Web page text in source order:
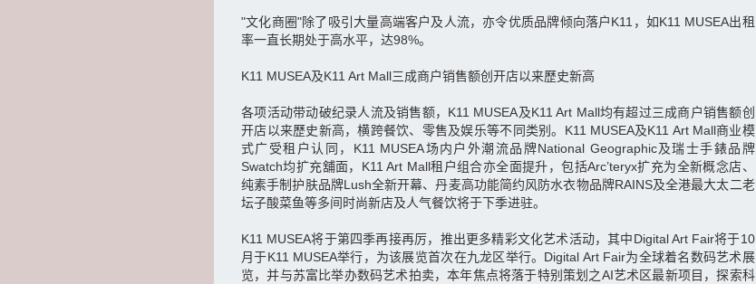
"文化商圈"除了吸引大量高端客户及人流，亦令优质品牌倾向落户K11，如K11 MUSEA出租
率一直长期处于高水平，达98%。
K11 MUSEA及K11 Art Mall三成商户销售额创开店以来歷史新高
各项活动带动破纪录人流及销售额，K11 MUSEA及K11 Art Mall均有超过三成商户销售额创
开店以来歷史新高，横跨餐饮、零售及娱乐等不同类别。K11 MUSEA及K11 Art Mall商业模
式广受租户认同，K11 MUSEA场内户外潮流品牌National Geographic及瑞士手錶品牌
Swatch均扩充舖面，K11 Art Mall租户组合亦全面提升，包括Arc’teryx扩充为全新概念店、
纯素手制护肤品牌Lush全新开幕、丹麦高功能简约风防水衣物品牌RAINS及全港最大太二老
坛子酸菜鱼等多间时尚新店及人气餐饮将于下季进驻。
K11 MUSEA将于第四季再接再厉，推出更多精彩文化艺术活动，其中Digital Art Fair将于10
月于K11 MUSEA举行，为该展览首次在九龙区举行。Digital Art Fair为全球着名数码艺术展
览，并与苏富比举办数码艺术拍卖，本年焦点将落于特别策划之AI艺术区最新项目，探索科